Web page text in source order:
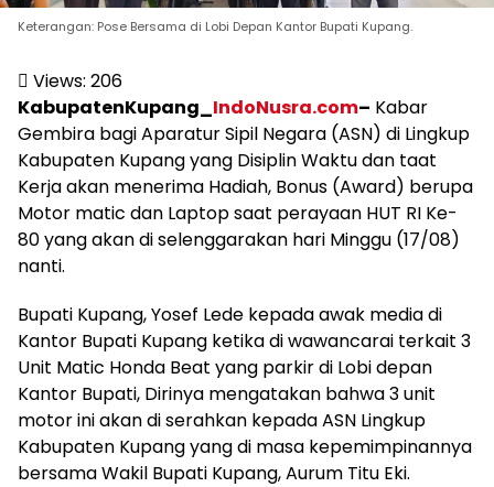
Keterangan: Pose Bersama di Lobi Depan Kantor Bupati Kupang.
Views: 206
KabupatenKupang_IndoNusra.com– Kabar
Gembira bagi Aparatur Sipil Negara (ASN) di Lingkup
Kabupaten Kupang yang Disiplin Waktu dan taat
Kerja akan menerima Hadiah, Bonus (Award) berupa
Motor matic dan Laptop saat perayaan HUT RI Ke-
80 yang akan di selenggarakan hari Minggu (17/08)
nanti.
Bupati Kupang, Yosef Lede kepada awak media di
Kantor Bupati Kupang ketika di wawancarai terkait 3
Unit Matic Honda Beat yang parkir di Lobi depan
Kantor Bupati, Dirinya mengatakan bahwa 3 unit
motor ini akan di serahkan kepada ASN Lingkup
Kabupaten Kupang yang di masa kepemimpinannya
bersama Wakil Bupati Kupang, Aurum Titu Eki.